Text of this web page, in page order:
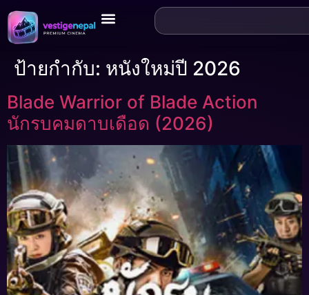
ป้ายกำกับ: หนังใหม่ปี 2026
Blade Warrior of Blade Action
นักรบคมดาบเดือด (2026)